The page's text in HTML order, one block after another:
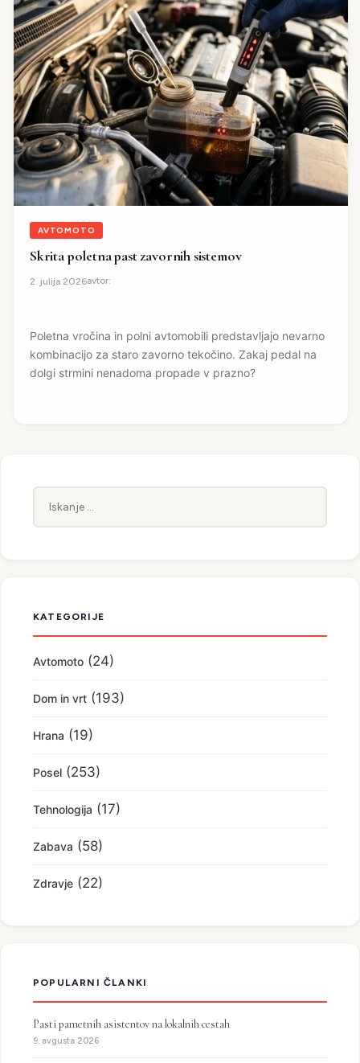
AVTOMOTO
Skrita poletna past zavornih sistemov
2. julija 2026avtor:
Poletna vročina in polni avtomobili predstavljajo nevarno
kombinacijo za staro zavorno tekočino. Zakaj pedal na
dolgi strmini nenadoma propade v prazno?
KATEGORIJE
Avtomoto (24)
Dom in vrt (193)
Hrana (19)
Posel (253)
Tehnologija (17)
Zabava (58)
Zdravje (22)
POPULARNI ČLANKI
Pasti pametnih asistentov na lokalnih cestah
9. avgusta 2026